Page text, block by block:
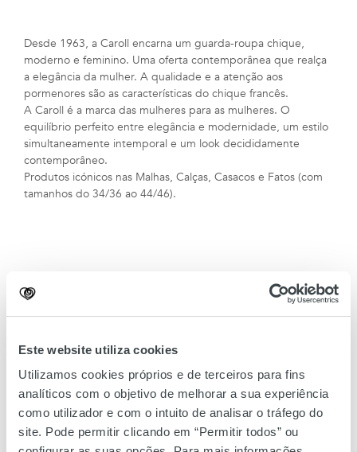
Este website utiliza cookies
Utilizamos cookies próprios e de terceiros para fins
analíticos com o objetivo de melhorar a sua experiência
como utilizador e com o intuito de analisar o tráfego do
site. Pode permitir clicando em “Permitir todos” ou
Desde 1963, a Caroll encarna um guarda-roupa chique,
moderno e feminino. Uma oferta contemporânea que realça
a elegância da mulher. A qualidade e a atenção aos
pormenores são as características do chique francês.
A Caroll é a marca das mulheres para as mulheres. O
equilíbrio perfeito entre elegância e modernidade, um estilo
simultaneamente intemporal e um look decididamente
contemporâneo.
Produtos icónicos nas Malhas, Calças, Casacos e Fatos (com
tamanhos do 34/36 ao 44/46).